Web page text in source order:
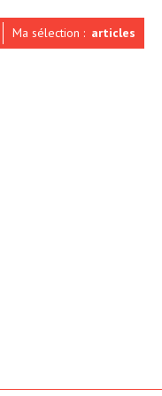
Ma sélection : articles